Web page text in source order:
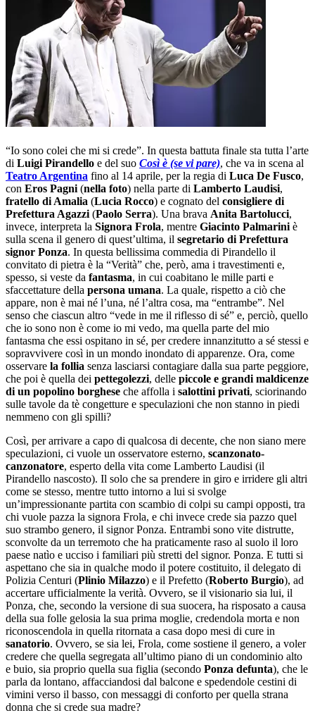
“Io sono colei che mi si crede”. In questa battuta finale sta tutta l’arte
di Luigi Pirandello e del suo Così è (se vi pare), che va in scena al
Teatro Argentina fino al 14 aprile, per la regia di Luca De Fusco,
con Eros Pagni (nella foto) nella parte di Lamberto Laudisi,
fratello di Amalia (Lucia Rocco) e cognato del consigliere di
Prefettura Agazzi (Paolo Serra). Una brava Anita Bartolucci,
invece, interpreta la Signora Frola, mentre Giacinto Palmarini è
sulla scena il genero di quest’ultima, il segretario di Prefettura
signor Ponza. In questa bellissima commedia di Pirandello il
convitato di pietra è la “Verità” che, però, ama i travestimenti e,
spesso, si veste da fantasma, in cui coabitano le mille parti e
sfaccettature della persona umana. La quale, rispetto a ciò che
appare, non è mai né l’una, né l’altra cosa, ma “entrambe”. Nel
senso che ciascun altro “vede in me il riflesso di sé” e, perciò, quello
che io sono non è come io mi vedo, ma quella parte del mio
fantasma che essi ospitano in sé, per credere innanzitutto a sé stessi e
sopravvivere così in un mondo inondato di apparenze. Ora, come
osservare la follia senza lasciarsi contagiare dalla sua parte peggiore,
che poi è quella dei pettegolezzi, delle piccole e grandi maldicenze
di un popolino borghese che affolla i salottini privati, sciorinando
sulle tavole da tè congetture e speculazioni che non stanno in piedi
nemmeno con gli spilli?
Così, per arrivare a capo di qualcosa di decente, che non siano mere
speculazioni, ci vuole un osservatore esterno, scanzonato-
canzonatore, esperto della vita come Lamberto Laudisi (il
Pirandello nascosto). Il solo che sa prendere in giro e irridere gli altri
come se stesso, mentre tutto intorno a lui si svolge
un’impressionante partita con scambio di colpi su campi opposti, tra
chi vuole pazza la signora Frola, e chi invece crede sia pazzo quel
suo strambo genero, il signor Ponza. Entrambi sono vite distrutte,
sconvolte da un terremoto che ha praticamente raso al suolo il loro
paese natìo e ucciso i familiari più stretti del signor. Ponza. E tutti si
aspettano che sia in qualche modo il potere costituito, il delegato di
Polizia Centuri (Plinio Milazzo) e il Prefetto (Roberto Burgio), ad
accertare ufficialmente la verità. Ovvero, se il visionario sia lui, il
Ponza, che, secondo la versione di sua suocera, ha risposato a causa
della sua folle gelosia la sua prima moglie, credendola morta e non
riconoscendola in quella ritornata a casa dopo mesi di cure in
sanatorio. Ovvero, se sia lei, Frola, come sostiene il genero, a voler
credere che quella segregata all’ultimo piano di un condominio alto
e buio, sia proprio quella sua figlia (secondo Ponza defunta), che le
parla da lontano, affacciandosi dal balcone e spedendole cestini di
vimini verso il basso, con messaggi di conforto per quella strana
donna che si crede sua madre?